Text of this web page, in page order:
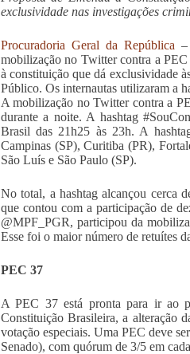
exclusividade nas investigações
Procuradoria Geral da República
mobilização no Twitter contra a
à constituição que dá exclusividade
Público. Os internautas utilizaram a
A mobilização no Twitter contra a
durante a noite. A hashtag
Brasil das 21h25 às 23h. A
Campinas (SP), Curitiba (PR),
São Luís e São Paulo (SP).
No total, a hashtag alcançou cerca
que contou com a participação de
@MPF_PGR, participou da
Esse foi o maior número de retuítes
PEC 37
A PEC 37 está pronta para ir ao
Constituição Brasileira, a alteração
votação especiais. Uma PEC deve
Senado), com quórum de 3/5 em